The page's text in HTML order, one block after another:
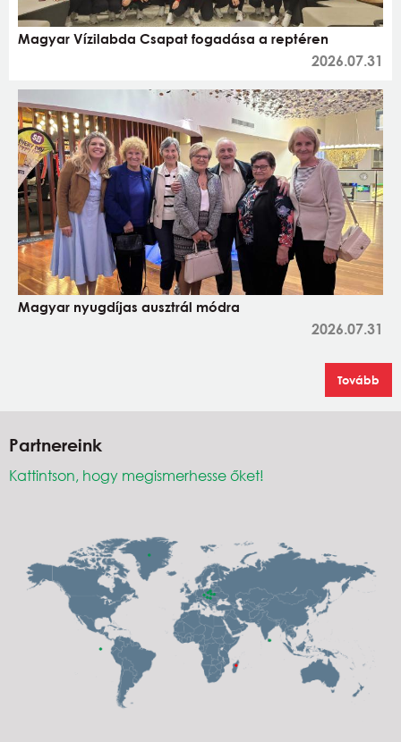
Magyar Vízilabda Csapat fogadása a reptéren
2026.07.31
Magyar nyugdíjas ausztrál módra
2026.07.31
Tovább
Partnereink
Kattintson, hogy megismerhesse őket!